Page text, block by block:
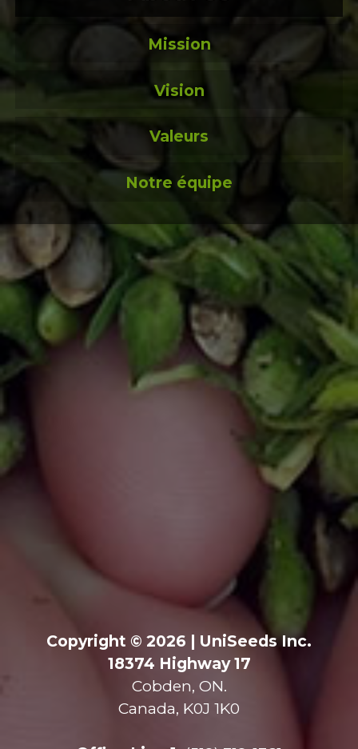
Mission
Vision
Valeurs
Notre équipe
Copyright © 2026 | UniSeeds Inc.
18374 Highway 17
Cobden, ON.
Canada, K0J 1K0